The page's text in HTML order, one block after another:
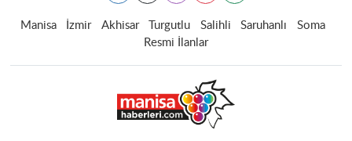
Manisa İzmir Akhisar Turgutlu Salihli Saruhanlı
Soma
Resmi İlanlar